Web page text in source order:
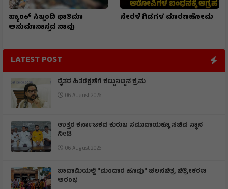
ಬ್ಯಾಂಕ್ ಸಿಬ್ಬಂದಿ ಫಾತಿಮಾ
ಅನುಮಾನಾಸ್ಪದ ಸಾವು
ನೇರಳೆ ಗಿಡಗಳ ಮಾರಣಹೋಮ
LATEST POST
ರೈತರ ಹಿತರಕ್ಷಣೆಗೆ ಕಟ್ಟುನಿಟ್ಟಿನ ಕ್ರಮ
06 August 2026
ಉತ್ತರ ಕರ್ನಾಟಕದ ಕುರುಬ ಸಮುದಾಯಕ್ಕೂ ಸಚಿವ ಸ್ಥಾನ
ನೀಡಿ
06 August 2026
ಬಾದಾಮಿಯಲ್ಲಿ "ಮಂದಾರ ಹೂವು" ಚಲನಚಿತ್ರ ಚಿತ್ರೀಕರಣ
ಆರಂಭ